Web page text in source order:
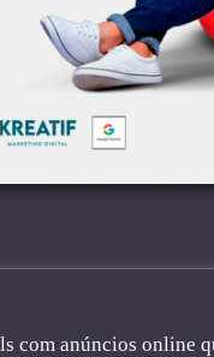
com anúncios online